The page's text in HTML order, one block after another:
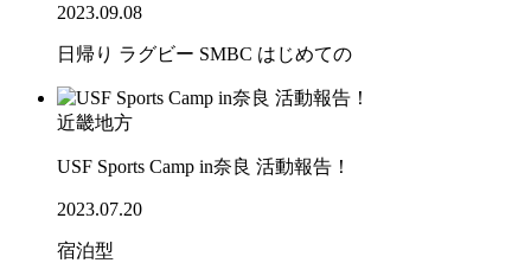
2023.09.08
日帰り ラグビー SMBC はじめての
近畿地方
USF Sports Camp in奈良 活動報告！
2023.07.20
宿泊型